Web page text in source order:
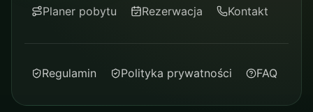
Planer pobytu Rezerwacja Kontakt
Regulamin Polityka prywatności FAQ